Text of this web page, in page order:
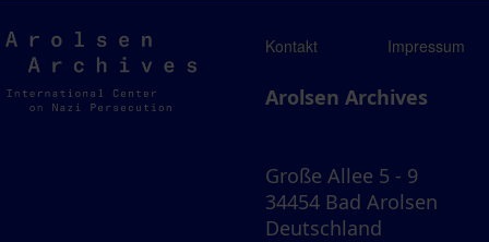
Arolsen
Archives
Kontakt Impressum
Arolsen Archives
Große Allee 5 - 9
34454 Bad Arolsen
Deutschland